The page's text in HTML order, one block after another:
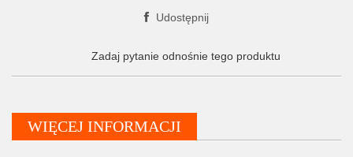
Udostępnij
Zadaj pytanie odnośnie tego produktu
WIĘCEJ INFORMACJI